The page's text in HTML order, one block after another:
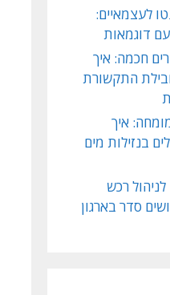
לעצמאיים:
דוגמאות
חכמה: איך
התקשורת
איך
בנזילות מים
מערכת ERP לניהול רכש
סדר בארגון